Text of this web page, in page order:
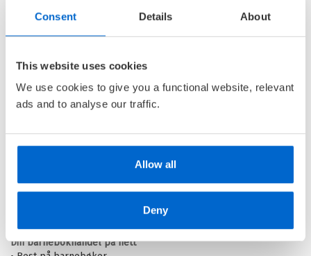
Consent Details About
This website uses cookies
We use cookies to give you a functional website, relevant
ads and to analyse our traffic.
Allow all
Deny
Sune på fjellet
SÖREN OLSSON
Ebok
Pris 179,–
Din barnebokhandel på nett